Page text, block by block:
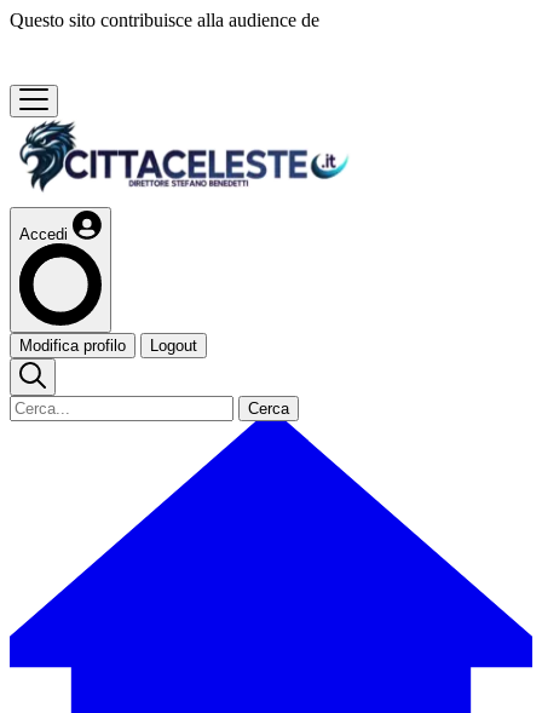
Questo sito contribuisce alla audience de
Accedi
Modifica profilo Logout
Cerca